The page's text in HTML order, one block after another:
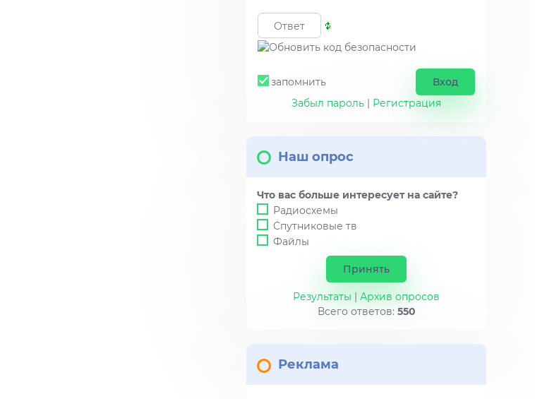
запомнить
Забыл пароль | Регистрация
Наш опрос
Что вас больше интересует на сайте?
Радиосхемы
Спутниковые тв
Файлы
Результаты
Архив опросов
Всего ответов: 550
Реклама